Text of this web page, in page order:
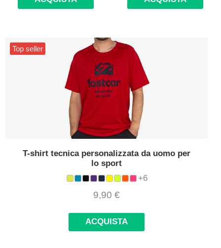
Top seller
T-shirt tecnica personalizzata da uomo per
lo sport
+6
9,90 €
ACQUISTA